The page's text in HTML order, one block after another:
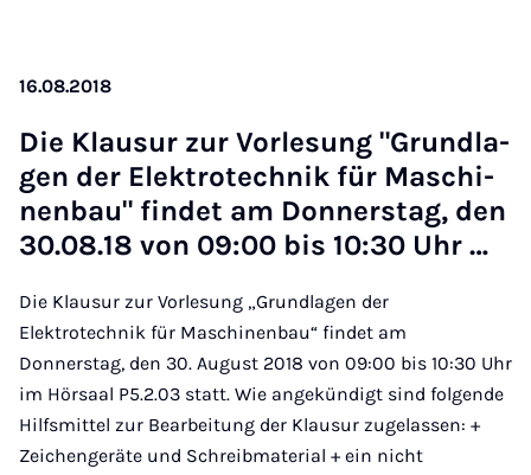
16.08.2018
Die Klau­sur zur Vor­le­sung "Grund­la­
gen der Elek­tro­tech­nik für Ma­schi­
nen­bau" fin­det am Don­ners­tag, den
30.08.18 von 09:00 bis 10:30 Uhr …
Die Klausur zur Vorlesung „Grundlagen der
Elektrotechnik für Maschinenbau“ findet am
Donnerstag, den 30. August 2018 von 09:00 bis 10:30 Uhr
im Hörsaal P5.2.03 statt. Wie angekündigt sind folgende
Hilfsmittel zur Bearbeitung der Klausur zugelassen: +
Zeichengeräte und Schreibmaterial + ein nicht